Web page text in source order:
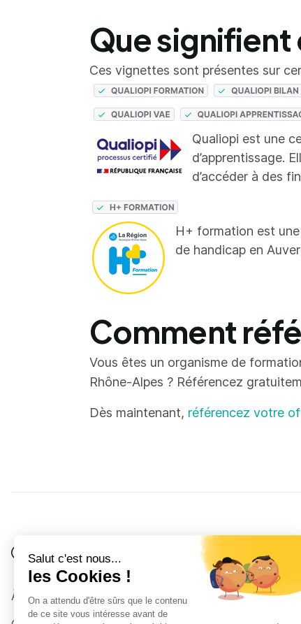
Que signifient
Ces vignettes sont présentes sur
Qualiopi est une
d’apprentissage.
d’accéder à des
H+ formation est
de handicap en
Comment
Vous êtes un organisme de
Rhône-Alpes ? Référencez
Dès maintenant, référencez votre
Côté Formations
À propos
Je suis
Au collège